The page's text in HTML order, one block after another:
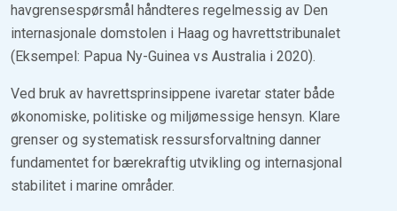
havgrensespørsmål håndteres regelmessig av Den
internasjonale domstolen i Haag og havrettstribunalet
(Eksempel: Papua Ny-Guinea vs Australia i 2020).
Ved bruk av havrettsprinsippene ivaretar stater både
økonomiske, politiske og miljømessige hensyn. Klare
grenser og systematisk ressursforvaltning danner
fundamentet for bærekraftig utvikling og internasjonal
stabilitet i marine områder.